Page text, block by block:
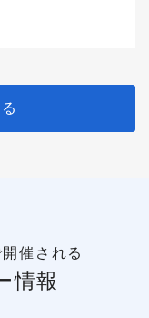
開催される
情報